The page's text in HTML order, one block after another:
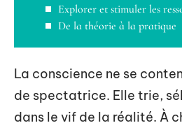
Explorer et stimuler les
De la théorie à la pratique
La conscience ne se
de spectatrice. Elle trie,
dans le vif de la réalité. À